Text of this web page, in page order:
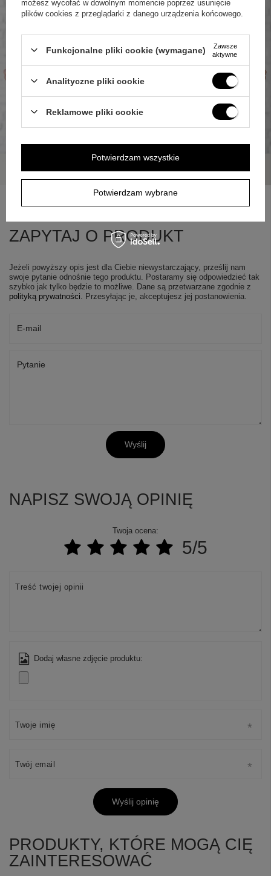
ZAPYTAJ O PRODUKT
Jeżeli powyższy opis jest dla Ciebie niewystarczający, prześlij nam
swoje pytanie odnośnie tego produktu. Postaramy się odpowiedzieć tak
szybko jak tylko będzie to możliwe. Dane są przetwarzane zgodnie z
polityką prywatności . Przesyłając je, akceptujesz jej postanowienia.
E-mail
Pytanie
Wyślij
NAPISZ SWOJĄ OPINIĘ
Twoja ocena:
5/5
Treść twojej opinii
Dodaj własne zdjęcie produktu:
Twoje imię
Twój email
Wyślij opinię
PRODUKTY, KTÓRE MOGĄ CIĘ
ZAINTERESOWAĆ
możesz wycofać w dowolnym momencie poprzez usunięcie
plików cookies z przeglądarki z danego urządzenia końcowego.
Funkcjonalne pliki cookie (wymagane)
Zawsze
aktywne
Analityczne pliki cookie
Reklamowe pliki cookie
Potwierdzam wybrane
Potwierdzam wszystkie